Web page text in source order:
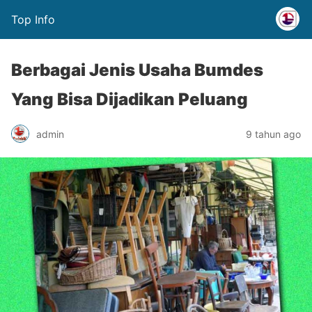
Top Info
Berbagai Jenis Usaha Bumdes
Yang Bisa Dijadikan Peluang
admin 9 tahun ago